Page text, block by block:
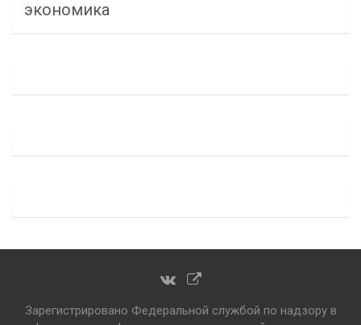
экономика
Зарегистрировано Федеральной службой по надзору в